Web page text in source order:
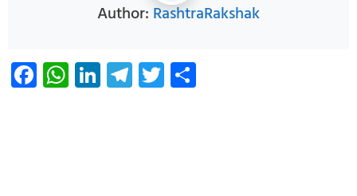
Author: RashtraRakshak
Facebook
WhatsApp
LinkedIn
Telegram
Twitter